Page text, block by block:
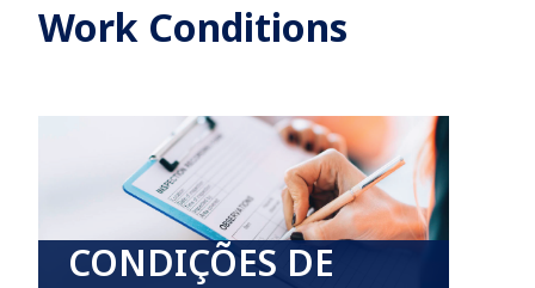
Work Conditions
CONDIÇÕES DE